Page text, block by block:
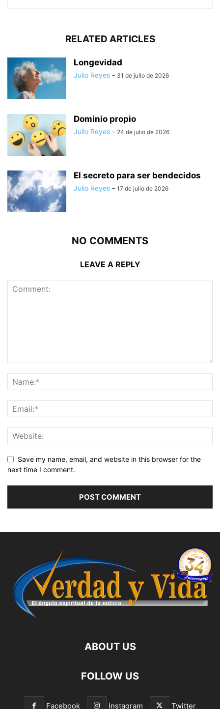
RELATED ARTICLES
Longevidad
Julio Reyes - 31 de julio de 2026
Dominio propio
Julio Reyes - 24 de julio de 2026
El secreto para ser bendecidos
Julio Reyes - 17 de julio de 2026
NO COMMENTS
LEAVE A REPLY
Save my name, email, and website in this browser for the
next time I comment.
ABOUT US
FOLLOW US
Facebook Instagram Twitter